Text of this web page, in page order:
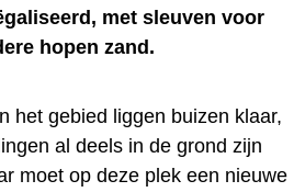
met sleuven voor
hopen zand.
het gebied liggen buizen klaar,
al deels in de grond zijn
moet op deze plek een nieuwe